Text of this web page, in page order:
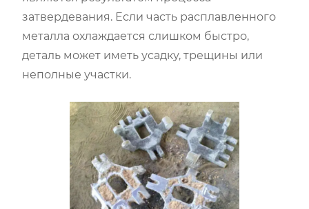
затвердевания. Если часть расплавленного
металла охлаждается слишком быстро,
деталь может иметь усадку, трещины или
неполные участки.